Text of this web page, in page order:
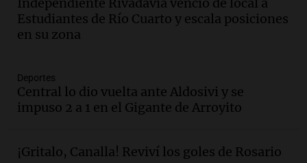
oxígeno en Montecastro
Panorama Federal
y llega avión para escuelas de la décima
brigada aérea
Panorama Federal
Audio.La justicia reconoce al COVID
Estudiantes de Río Cuarto y escala posiciones
en su zona
Deportes
Central lo dio vuelta ante Aldosivi y se
impuso 2 a 1 en el Gigante de Arroyito
¡Gritalo, Canalla! Reviví los goles de Rosario